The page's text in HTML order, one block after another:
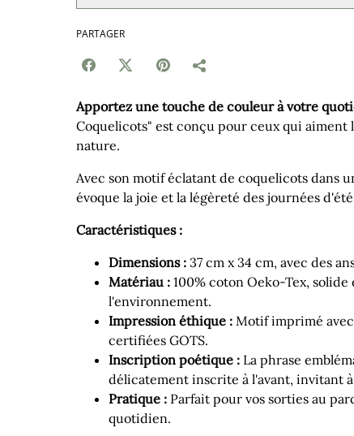
PARTAGER
Apportez une touche de couleur à votre
Coquelicots" est conçu pour ceux qui aiment
nature.
Avec son motif éclatant de coquelicots dans
évoque la joie et la légèreté des journées
Caractéristiques :
Dimensions : 37 cm x 34 cm, avec des
Matériau : 100% coton Oeko-Tex,
l'environnement.
Impression éthique : Motif imprimé
certifiées GOTS.
Inscription poétique : La phrase
délicatement inscrite à l'avant, invitant
Pratique : Parfait pour vos sorties au
quotidien.